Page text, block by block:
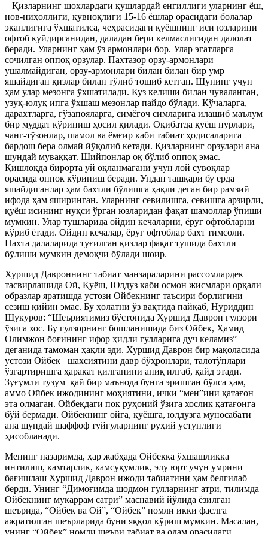
Қизларнинг шохлардаги қушлардай енгиллиги уларнинг ёш,
нов-ниҳоллиги, қувноқлиги 15-16 ёшлар орасидаги болалар
эканлигига ўхшатилса, чеҳрасидаги қуёшнинг иси юзларини
офтоб куйдирганидан, даладан бери келмаслигидан далолат
беради. Уларнинг ҳам ўз армонлари бор. Улар эгатларга
сочилган оппоқ орзулар. Пахтазор орзу-армонлари
ушалмайдиган, орзу-армонлари билан билан бир умр
яшайдиган қизлар билан тўлиб тошиб кетган. Шунинг учун
ҳам улар мезонга ўхшатилади. Куз келиши билан чуваланган,
узуқ-юлуқ ипга ўхшаш мезонлар пайдо бўлади. Кўчаларга,
дарахтларга, ғўзапояларга, симёғоч симларига илашиб маълум
бир муддат кўриниш ҳосил қилади. Оқибатда қуёш нурлари,
чанг-тўзонлар, шамол ва ёмғир каби табиат ҳодисаларига
бардош бера олмай йўқолиб кетади. Қизларнинг орзулари ана
шундай муваққат. Шийпонлар оқ бўлиб оппоқ эмас.
Қишлоқда бирорта уй оқланмагани учун лой сувоқлар
орасида оппок кўриниш беради. Ундан ташқари бу ерда
яшайдиганлар ҳам бахтли бўлишга ҳақли деган бир рамзий
ифода ҳам яширинган. Уларнинг севилишга, севишга арзирли,
қуёш исининг нуқси ўрган юзларидан фақат шамоллар ўпиши
мумкин. Улар тушларида ойдин кечаларни, ёруғ офтобларни
кўриб ётади. Ойдин кечалар, ёруғ офтоблар бахт тимсоли.
Пахта далаларида туғилган қизлар фақат тушида бахтли
бўлиши мумкин демоқчи бўлади шоир.
Хуршид Давроннинг табиат манзараларини рассомлардек
тасвирлашида Ой, Қуёш, Юлдуз каби осмон жисмлари орқали
образлар яратишда устози Ойбекнинг таъсири борлигини
сезиш қийин эмас. Бу ҳолатни ўз вақтида пайқаб, Нуриддин
Шукуров: “Шеъриятимиз бўстонида Хуршид Даврон гулзори
ўзига хос. Бу гулзорнинг бошланишида биз Ойбек, Ҳамид
Олимжон боғининг ифор ҳидли гулларига дуч келамиз”
деганида тамоман ҳақли эди. Хуршид Даврон бир мақоласида
устози Ойбек шахсиятини давр бўҳронлари, талотўплари
ўзгартиришга ҳаракат қилганини аниқ илғаб, қайд этади.
Зуғумли тузум қай бир маънода бунга эришган бўлса ҳам,
аммо Ойбек ижодининг моҳиятини, ички “мен”ини қатағон
эта олмаган. Ойбекдаги пок руҳоний ўзига хослик қатағонга
бўй бермади. Ойбекнинг ойга, қуёшга, юлдузга муносабати
ана шундай шаффоф туйғуларнинг руҳий устунлиги
ҳисобланади.
Менинг назаримда, ҳар жабҳада Ойбекка ўхшашликка
интилиш, камтарлик, камсуқумлик, элу юрт учун умрини
бағишлаш Хуршид Даврон ижоди табиатини ҳам белгилаб
берди. Унинг “Димоғимда шодмон гулларнинг атри, тилимда
Ойбекнинг мукаррам сатри” маснавий йўлида ёзилган
шеърида, “Ойбек ва Ой”, “Ойбек” номли икки фаслга
ажратилган шеърларида буни яққол кўриш мумкин. Масалан,
унинг “Ойбек” номли шеъри табиат ва одам орасидаги